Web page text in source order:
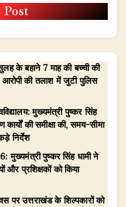
Post
सुलह के बहाने 7 माह की बच्ची की
की तलाश में जुटी पुलिस
मुख्यमंत्री पुष्कर सिंह
कार्यों की समीक्षा की, समय-सीमा
निर्देश
मुख्यमंत्री पुष्कर सिंह धामी ने
और प्रशिक्षकों को किया
पर उत्तराखंड के शिल्पकारों को